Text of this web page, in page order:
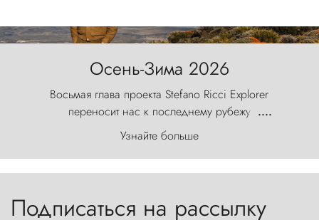
Осень-Зима 2026
Восьмая глава проекта Stefano Ricci Explorer
переносит нас к последнему рубежу
первозданного мира, где ветер с
первобытной яростью ваяет ландшафт, а пики
Торрес-дель-Пайне, словно каменные стражи,
....
Узнайте больше
Подписаться на рассылку